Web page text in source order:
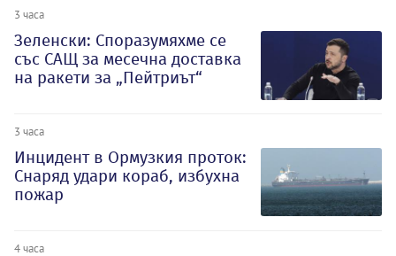
3 часа
Зеленски: Споразумяхме се
със САЩ за месечна доставка
на ракети за „Пейтриът“
3 часа
Инцидент в Ормузкия проток:
Снаряд удари кораб, избухна
пожар
4 часа